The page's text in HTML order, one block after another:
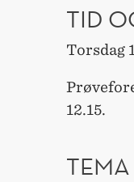
TID
Torsdag
12.15.